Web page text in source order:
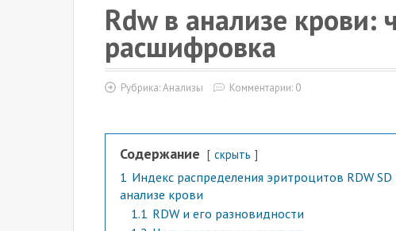
Rdw в анализе крови:
расшифровка
Рубрика:Анализы Комментарии: 0
Содержание скрыть
1 Индекс распределения эритроцитов RDW
анализе крови
1.1 RDW и его разновидности